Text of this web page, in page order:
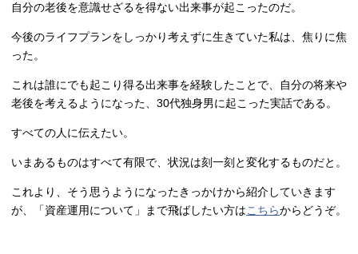
自分の老後を意識せざるを得ない出来事が起こったのだ。
今後のライフプランをしっかり考えずに生きていた私は、焦りに焦
った。
これは誰にでも起こり得る出来事を経験したことで、自分の将来や
老後を考えるようになった、30代独身男に起こった実話である。
すべての人に伝えたい。
いまあるものはすべて有限で、状況は刻一刻と変化するものだと。
これより、そう思うようになったきっかけから紹介していきます
が、「資産運用について」まで飛ばしたい方はこちらからどうぞ。